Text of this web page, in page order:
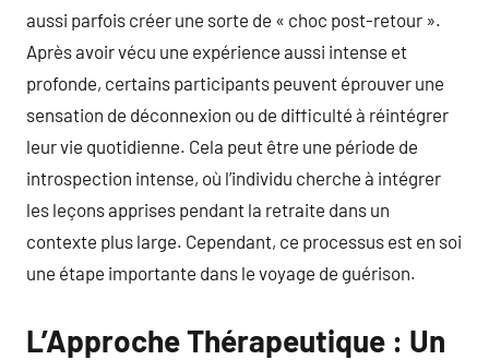
aussi parfois créer une sorte de « choc post-retour ».
Après avoir vécu une expérience aussi intense et
profonde, certains participants peuvent éprouver une
sensation de déconnexion ou de difficulté à réintégrer
leur vie quotidienne. Cela peut être une période de
introspection intense, où l’individu cherche à intégrer
les leçons apprises pendant la retraite dans un
contexte plus large. Cependant, ce processus est en soi
une étape importante dans le voyage de guérison.
L’Approche Thérapeutique : Un